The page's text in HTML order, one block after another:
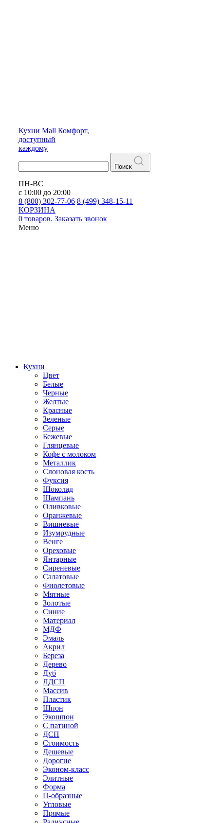
Кухни Mall Комфорт,
доступный
каждому
Поиск
ПН-ВС
с 10:00 до 20:00
8 (800) 302-77-06 8 (499) 348-15-11
КОРЗИНА
0 товаров. Заказать звонок
Меню
Кухни
Цвет
Белые
Черные
Желтые
Красные
Зеленые
Серые
Бежевые
Глянцевые
Кофе с молоком
Металлик
Слоновая кость
Фуксия
Шоколад
Шампань
Оливковые
Оранжевые
Вишневые
Изумрудные
Венге
Ореховые
Янтарные
Сиреневые
Салатовые
Фиолетовые
Мятные
Золотые
Синие
Материал
МДФ
Эмаль
Акрил
Береза
Дерево
Дуб
ЛДСП
Массив
Пластик
Шпон
Экошпон
С патиной
ДСП
Стоимость
Дешевые
Дорогие
Эконом-класс
Элитные
Форма
П-образные
Угловые
Прямые